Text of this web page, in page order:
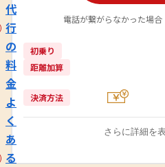
代
行
の
料
金
よ
く
あ
る
電話が繋がらなかった場合
初乗り
距離加算
決済方法
さらに詳細を